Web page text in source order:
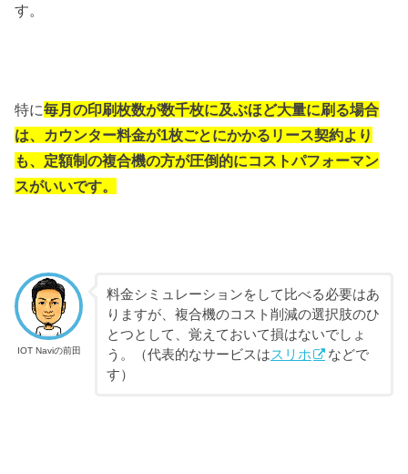
す。
特に毎月の印刷枚数が数千枚に及ぶほど大量に刷る場合
は、カウンター料金が1枚ごとにかかるリース契約より
も、定額制の複合機の方が圧倒的にコストパフォーマン
スがいいです。
IOT Naviの前田
料金シミュレーションをして比べる必要はあ
りますが、複合機のコスト削減の選択肢のひ
とつとして、覚えておいて損はないでしょ
う。（代表的なサービスはスリホ
などで
す）